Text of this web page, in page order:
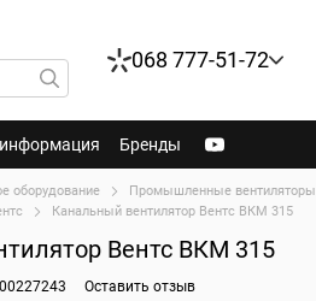
068 777-51-72
Бренды
оборудование Промышленные вентиляторы
Канальный вентилятор Вентс ВКМ 315
Вентс ВКМ 315
Оставить отзыв